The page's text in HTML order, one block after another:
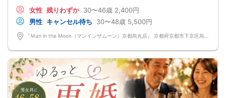
皆さんでお話するのはきっと楽しいはず！
「ちょうどいい距離感」から始めませんか？
清潔感のあるお店で気にせずお話を楽しめます。
落ち着いた雰囲気の中で、リラックスしてお話しできるのが魅力なんです♪♪
～開催形式について～
ル・ビール等♪♪）
連絡先交換自由♪♪ 次に繋がりやすい♪♪
【お支払い方法】
当日現金払い♪
楽々♪クレジット払い♪
女性 残りわずか 30〜46歳 2,400円
男性 キャンセル待ち 30〜48歳 5,500円